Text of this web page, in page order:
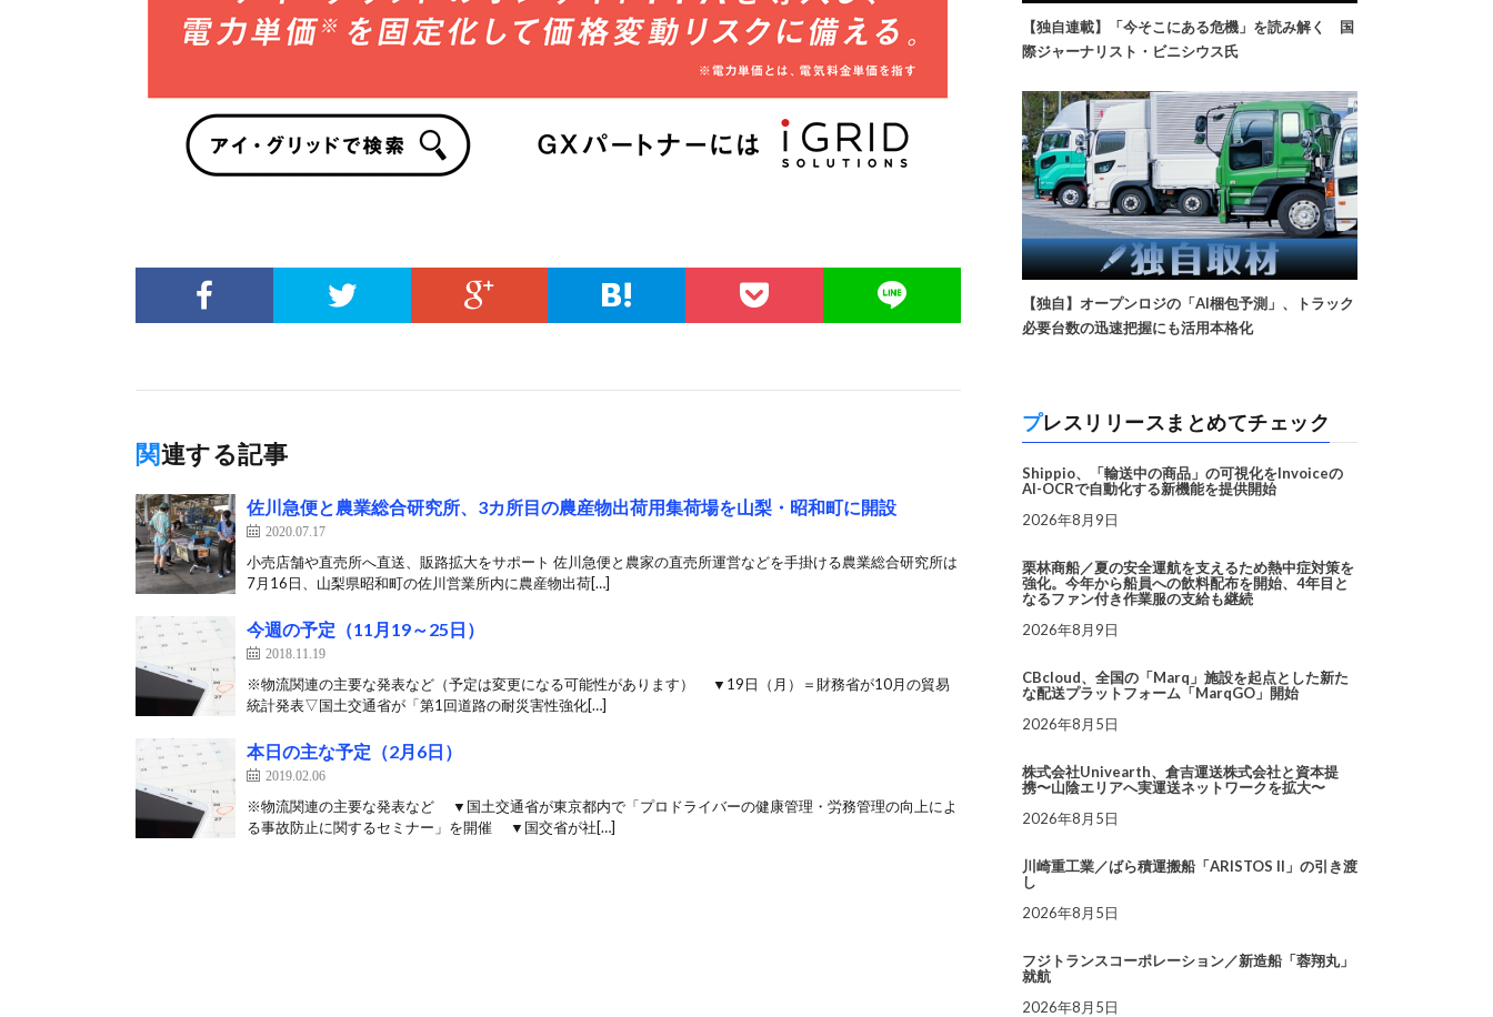
関連する記事
佐川急便と農業総合研究所、3カ所目の農産物出荷用集荷場を山梨・昭和町に開設
2020.07.17
小売店舗や直売所へ直送、販路拡大をサポート 佐川急便と農家の直売所運営などを手掛ける農業総合研究所は
7月16日、山梨県昭和町の佐川営業所内に農産物出荷[…]
今週の予定（11月19～25日）
2018.11.19
※物流関連の主要な発表など（予定は変更になる可能性があります） ▼19日（月）＝財務省が10月の貿易
統計発表▽国土交通省が「第1回道路の耐災害性強化[…]
本日の主な予定（2月6日）
2019.02.06
※物流関連の主要な発表など ▼国土交通省が東京都内で「プロドライバーの健康管理・労務管理の向上によ
る事故防止に関するセミナー」を開催 ▼国交省が社[…]
【独自連載】「今そこにある危機」を読み解く 国
際ジャーナリスト・ビニシウス氏
【独自】オープンロジの「AI梱包予測」、トラック
必要台数の迅速把握にも活用本格化
プレスリリースまとめてチェック
Shippio、「輸送中の商品」の可視化をInvoiceの
AI-OCRで自動化する新機能を提供開始
2026年8月9日
栗林商船／夏の安全運航を支えるため熱中症対策を
強化。今年から船員への飲料配布を開始、4年目と
なるファン付き作業服の支給も継続
2026年8月9日
CBcloud、全国の「Marq」施設を起点とした新た
な配送プラットフォーム「MarqGO」開始
2026年8月5日
株式会社Univearth、倉吉運送株式会社と資本提
携〜山陰エリアへ実運送ネットワークを拡大〜
2026年8月5日
川崎重工業／ばら積運搬船「ARISTOS II」の引き渡
し
2026年8月5日
フジトランスコーポレーション／新造船「蓉翔丸」
就航
2026年8月5日